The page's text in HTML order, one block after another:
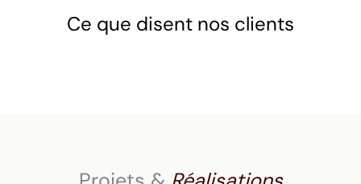
Ce que disent nos clients